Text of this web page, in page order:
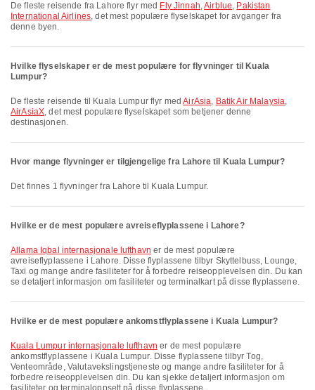
De fleste reisende fra Lahore flyr med Fly Jinnah,Airblue, Pakistan
International Airlines, det mest populære flyselskapet for avganger fra
denne byen.
Hvilke flyselskaper er de mest populære for flyvninger til Kuala
Lumpur?
De fleste reisende til Kuala Lumpur flyr medAirAsia, Batik Air Malaysia,
AirAsiaX, det mest populære flyselskapet som betjener denne
destinasjonen.
Hvor mange flyvninger er tilgjengelige fra Lahore til Kuala Lumpur?
Det finnes 1 flyvninger fra Lahore til Kuala Lumpur.
Hvilke er de mest populære avreiseflyplassene i Lahore?
Allama Iqbal internasjonale lufthavn er de mest populære
avreiseflyplassene i Lahore. Disse flyplassene tilbyr Skyttelbuss, Lounge,
Taxi og mange andre fasiliteter for å forbedre reiseopplevelsen din. Du kan
se detaljert informasjon om fasiliteter og terminalkart på disse flyplassene.
Hvilke er de mest populære ankomstflyplassene i Kuala Lumpur?
Kuala Lumpur internasjonale lufthavn er de mest populære
ankomstflyplassene i Kuala Lumpur. Disse flyplassene tilbyr Tog,
Venteområde, Valutavekslingstjeneste og mange andre fasiliteter for å
forbedre reiseopplevelsen din. Du kan sjekke detaljert informasjon om
fasiliteter og terminaloppsett på disse flyplassene.